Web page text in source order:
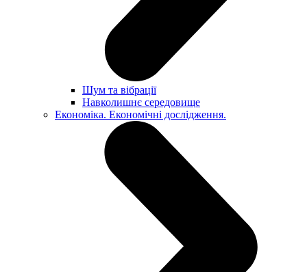
Шум та вібрації
Навколишнє середовище
Економіка. Економічні дослідження.